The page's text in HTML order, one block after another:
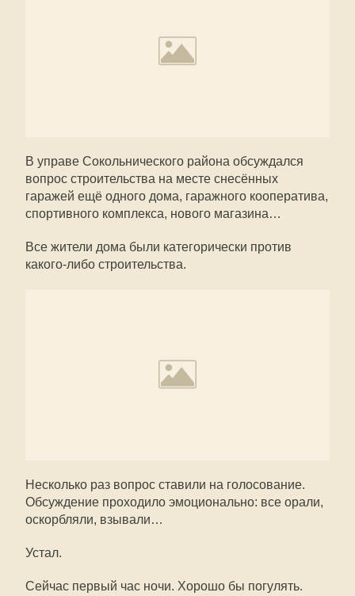
В управе Сокольнического района обсуждался
вопрос строительства на месте снесённых
гаражей ещё одного дома, гаражного кооператива,
спортивного комплекса, нового магазина…
Все жители дома были категорически против
какого-либо строительства.
Несколько раз вопрос ставили на голосование.
Обсуждение проходило эмоционально: все орали,
оскорбляли, взывали…
Устал.
Сейчас первый час ночи. Хорошо бы погулять.